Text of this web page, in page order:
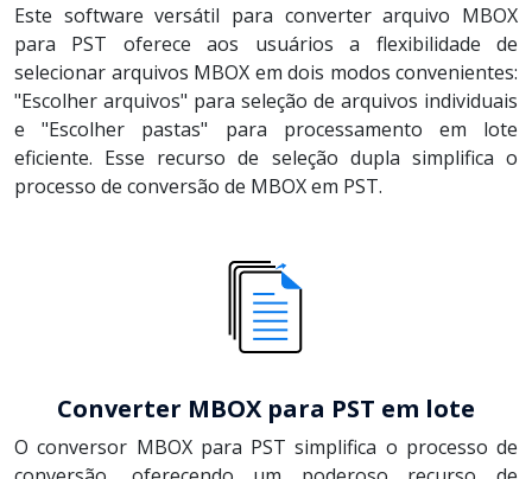
Este software versátil para converter arquivo MBOX
para PST oferece aos usuários a flexibilidade de
selecionar arquivos MBOX em dois modos convenientes:
"Escolher arquivos" para seleção de arquivos individuais
e "Escolher pastas" para processamento em lote
eficiente. Esse recurso de seleção dupla simplifica o
processo de conversão de MBOX em PST.
Converter MBOX para PST em lote
O conversor MBOX para PST simplifica o processo de